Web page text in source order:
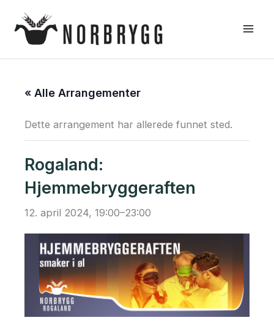
rett
« Alle Arrangementer
Dette arrangement har allerede funnet sted.
Rogaland:
Hjemmebryggeraften
12. april 2024, 19:00–23:00